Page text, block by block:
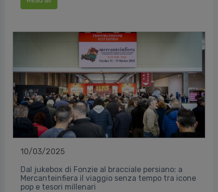
10/03/2025
Dal jukebox di Fonzie al bracciale persiano: a
Mercanteinfiera il viaggio senza tempo tra icone
pop e tesori millenari